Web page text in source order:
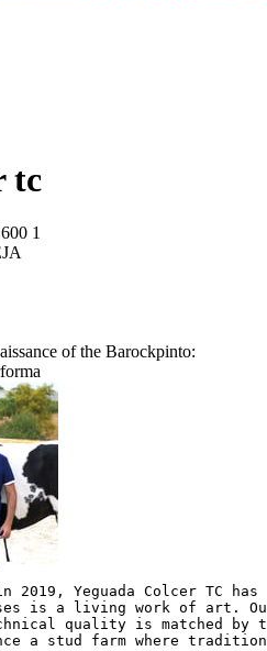
tc
1
of the Barockpinto:
2019, Yeguada Colcer
is a living work of art.
quality is matched by
a stud farm where